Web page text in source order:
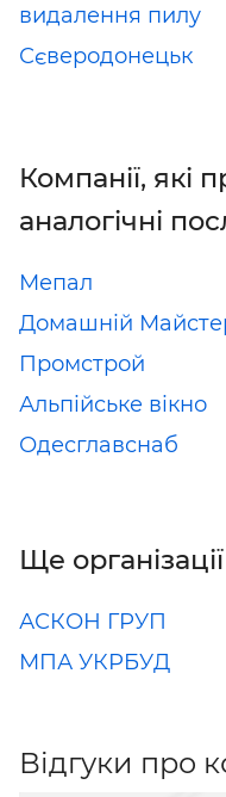
видалення пилу
Сєверодонецьк
Компанії, які
аналогічні
Мепал
Домашній
Промстрой
Альпійське вікно
Одесглавснаб
Ще
АСКОН ГРУП
МПА УКРБУД
Відгуки про